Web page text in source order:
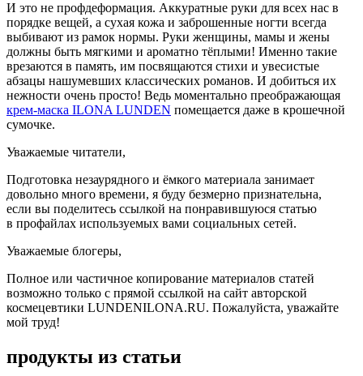
И это не профдеформация. Аккуратные руки для всех нас в
порядке вещей, а сухая кожа и заброшенные ногти всегда
выбивают из рамок нормы. Руки женщины, мамы и жены
должны быть мягкими и ароматно тёплыми! Именно такие
врезаются в память, им посвящаются стихи и увесистые
абзацы нашумевших классических романов. И добиться их
нежности очень просто! Ведь моментально преображающая
крем-маска ILONA LUNDEN помещается даже в крошечной
сумочке.
Уважаемые читатели,
Подготовка незаурядного и ёмкого материала занимает
довольно много времени, я буду безмерно признательна,
если вы поделитесь ссылкой на понравившуюся статью
в профайлах используемых вами социальных сетей.
Уважаемые блогеры,
Полное или частичное копирование материалов статей
возможно только с прямой ссылкой на сайт авторской
космецевтики LUNDENILONA.RU. Пожалуйста, уважайте
мой труд!
продукты из статьи